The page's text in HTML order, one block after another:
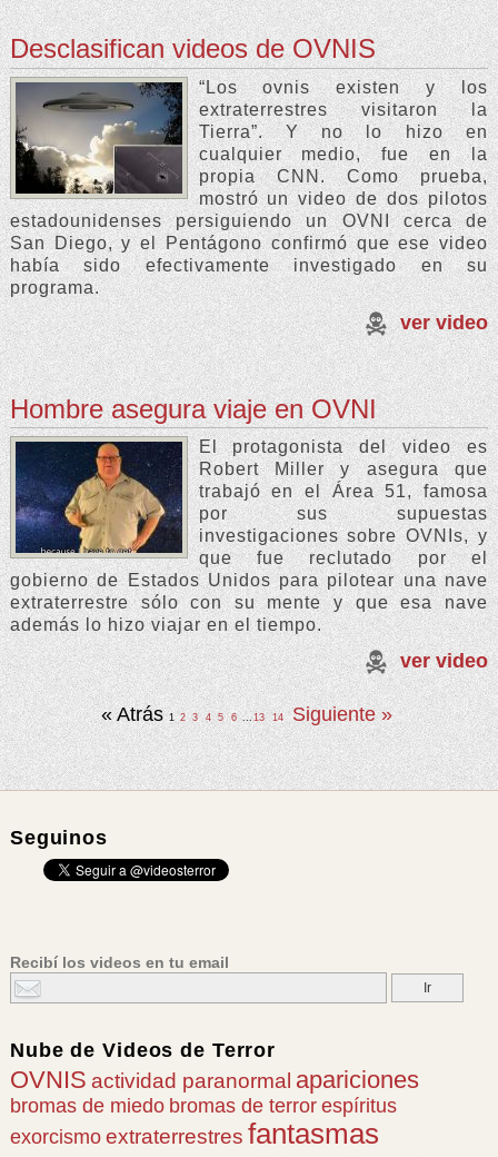
Desclasifican videos de OVNIS
“Los ovnis existen y los
extraterrestres visitaron la
Tierra”. Y no lo hizo en
cualquier medio, fue en la
propia CNN. Como prueba,
mostró un video de dos pilotos
estadounidenses persiguiendo un OVNI cerca de
San Diego, y el Pentágono confirmó que ese video
había sido efectivamente investigado en su
programa.
ver video
Hombre asegura viaje en OVNI
El protagonista del video es
Robert Miller y asegura que
trabajó en el Área 51, famosa
por sus supuestas
investigaciones sobre OVNIs, y
que fue reclutado por el
gobierno de Estados Unidos para pilotear una nave
extraterrestre sólo con su mente y que esa nave
además lo hizo viajar en el tiempo.
ver video
« Atrás 1 2 3 4 5 6 ...13 14 Siguiente »
Seguinos
Recibí los videos en tu email
Nube deVideos de Terror
OVNIS actividad paranormal apariciones
bromas de miedo bromas de terror espíritus
exorcismo extraterrestres fantasmas